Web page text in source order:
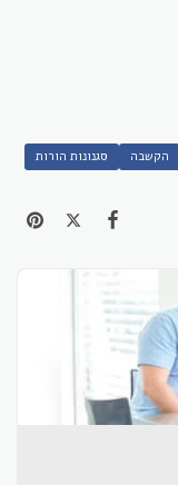
הקשבה
סגנונות הורות